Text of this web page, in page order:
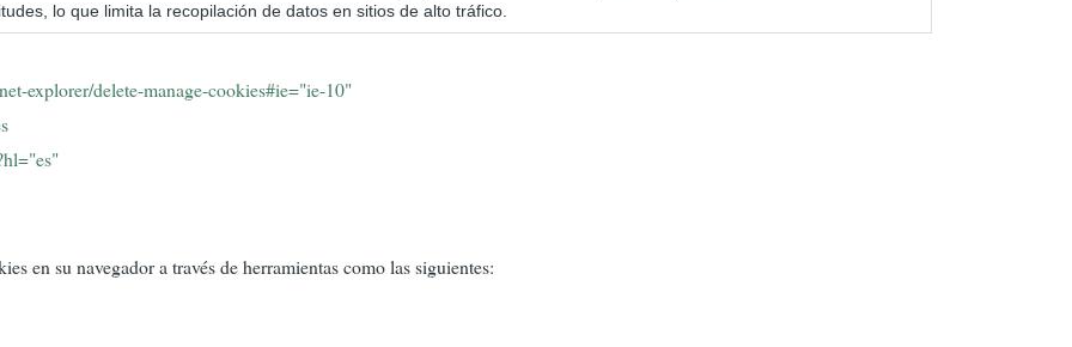
lo que limita la recopilación de datos en sitios de alto tráfico.
explorer/delete-manage-cookies#ie="ie-10"
en su navegador a través de herramientas como las siguientes: